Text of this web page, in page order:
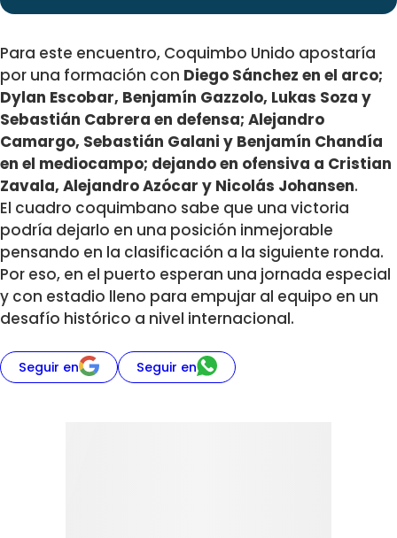
Para este encuentro, Coquimbo Unido apostaría
por una formación con Diego Sánchez en el arco;
Dylan Escobar, Benjamín Gazzolo, Lukas Soza y
Sebastián Cabrera en defensa; Alejandro
Camargo, Sebastián Galani y Benjamín Chandía
en el mediocampo; dejando en ofensiva a Cristian
Zavala, Alejandro Azócar y Nicolás Johansen.
El cuadro coquimbano sabe que una victoria
podría dejarlo en una posición inmejorable
pensando en la clasificación a la siguiente ronda.
Por eso, en el puerto esperan una jornada especial
y con estadio lleno para empujar al equipo en un
desafío histórico a nivel internacional.
Seguir en Seguir en